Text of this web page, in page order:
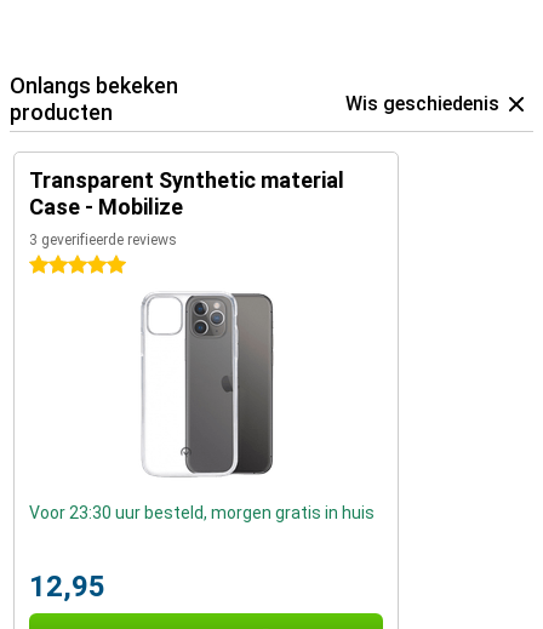
Onlangs bekeken
producten
Wis geschiedenis
Transparent Synthetic material
Case - Mobilize
3 geverifieerde reviews
5 sterren
Voor 23:30 uur besteld, morgen gratis in huis
12,95